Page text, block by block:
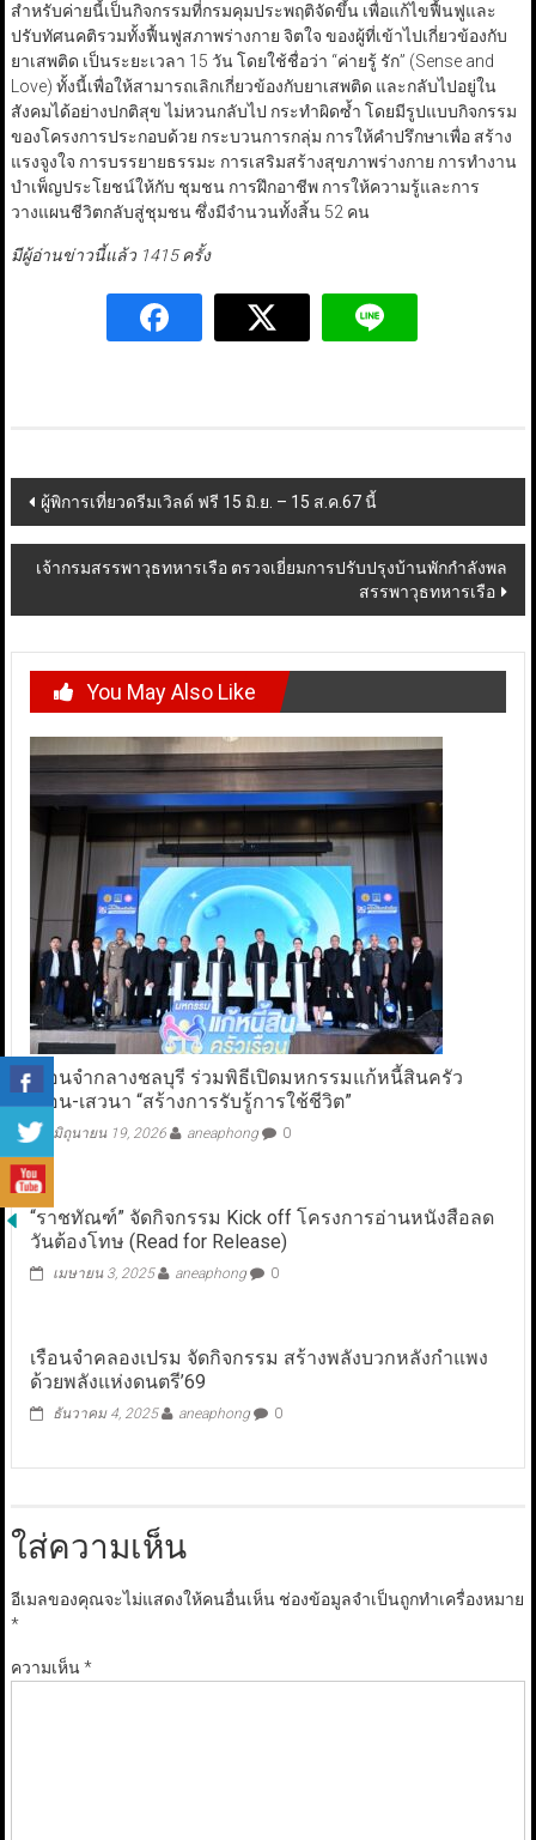
สำหรับค่ายนี้เป็นกิจกรรมที่กรมคุมประพฤติจัดขึ้น เพื่อแก้ไขฟื้นฟูและ
ปรับทัศนคติรวมทั้งฟื้นฟูสภาพร่างกาย จิตใจ ของผู้ที่เข้าไปเกี่ยวข้องกับ
ยาเสพติด เป็นระยะเวลา 15 วัน โดยใช้ชื่อว่า “ค่ายรู้ รัก” (Sense and
Love) ทั้งนี้เพื่อให้สามารถเลิกเกี่ยวข้องกับยาเสพติด และกลับไปอยู่ใน
สังคมได้อย่างปกติสุข ไม่หวนกลับไป กระทำผิดซ้ำ โดยมีรูปแบบกิจกรรม
ของโครงการประกอบด้วย กระบวนการกลุ่ม การให้คำปรึกษาเพื่อ สร้าง
แรงจูงใจ การบรรยายธรรมะ การเสริมสร้างสุขภาพร่างกาย การทำงาน
บำเพ็ญประโยชน์ให้กับ ชุมชน การฝึกอาชีพ การให้ความรู้และการ
วางแผนชีวิตกลับสู่ชุมชน ซึ่งมีจำนวนทั้งสิ้น 52 คน
มีผู้อ่านข่าวนี้แล้ว 1415 ครั้ง
Post
navigation
ผู้พิการเที่ยวดรีมเวิลด์ ฟรี 15 มิ.ย. – 15 ส.ค.67 นี้
เจ้ากรมสรรพาวุธทหารเรือ ตรวจเยี่ยมการปรับปรุงบ้านพักกำลังพล
สรรพาวุธทหารเรือ
You May Also Like
เรือนจำกลางชลบุรี ร่วมพิธีเปิดมหกรรมแก้หนี้สินครัว
เรือน-เสวนา “สร้างการรับรู้การใช้ชีวิต”
มิถุนายน 19, 2026 aneaphong 0
“ราชทัณฑ์” จัดกิจกรรม Kick off โครงการอ่านหนังสือลด
วันต้องโทษ (Read for Release)
เมษายน 3, 2025 aneaphong 0
เรือนจำคลองเปรม จัดกิจกรรม สร้างพลังบวกหลังกำแพง
ด้วยพลังแห่งดนตรี’69
ธันวาคม 4, 2025 aneaphong 0
ใส่ความเห็น
อีเมลของคุณจะไม่แสดงให้คนอื่นเห็น ช่องข้อมูลจำเป็นถูกทำเครื่องหมาย
*
ความเห็น*